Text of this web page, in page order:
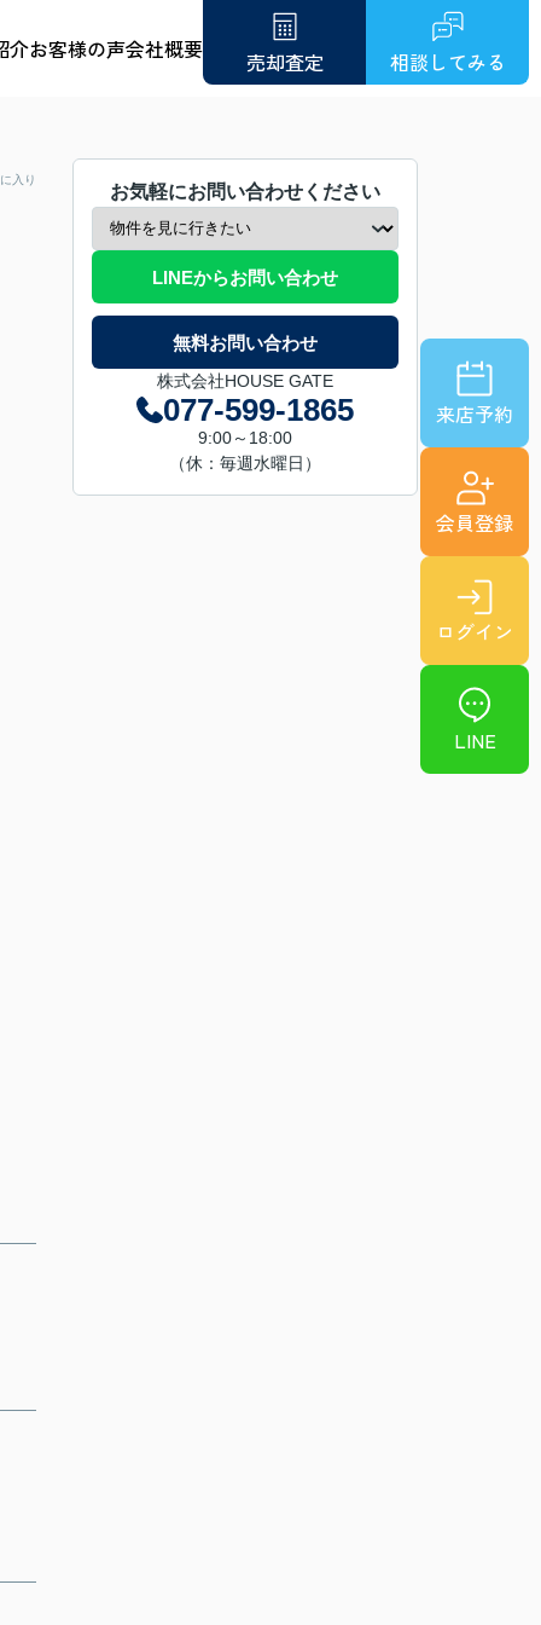
介お客様の声会社概要 売却査定 相談してみる
来店予約
会員登録
ログイン
LINE
入り
お気軽にお問い合わせください
LINEからお問い合わせ
無料お問い合わせ
株式会社HOUSE GATE
077-599-1865
9:00～18:00
（休：毎週水曜日）